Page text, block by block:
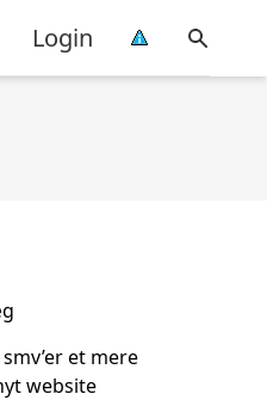
Login
et mere
website